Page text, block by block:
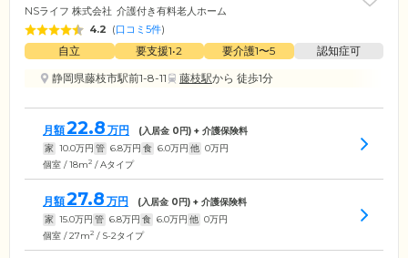
NSライフ 株式会社 介護付き有料老人ホーム
4.2 (口コミ5件)
自立 要支援1•2 要介護1〜5
認知症可
静岡県藤枝市駅前1-8-11
藤枝駅から 徒歩1分
月額22.8 万円 (入居金 0円) + 介護保険料
家 10.0万円 管 6.8万円 食 6.0万円 他 0万円
個室 / 18m2 / Aタイプ
月額27.8 万円 (入居金 0円) + 介護保険料
家 15.0万円 管 6.8万円 食 6.0万円 他 0万円
個室 / 27m2 / S-2タイプ